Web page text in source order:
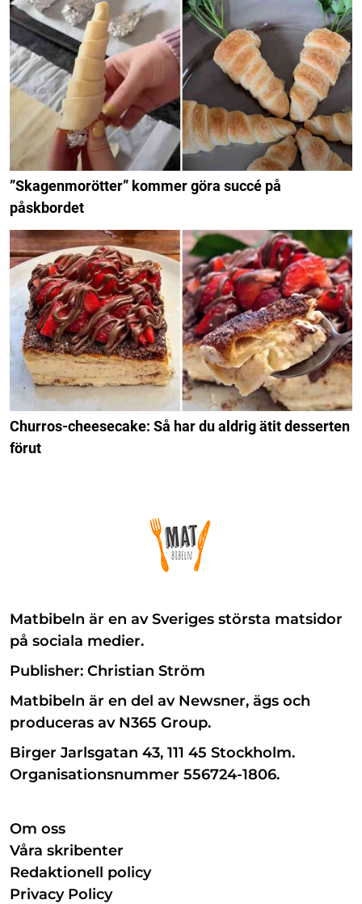
”Skagenmorötter” kommer göra succé på
påskbordet
Churros-cheesecake: Så har du aldrig ätit desserten
förut
Matbibeln är en av Sveriges största matsidor
på sociala medier.
Publisher: Christian Ström
Matbibeln är en del av Newsner, ägs och
produceras av N365 Group.
Birger Jarlsgatan 43, 111 45 Stockholm.
Organisationsnummer 556724-1806.
Om oss
Våra skribenter
Redaktionell policy
Privacy Policy